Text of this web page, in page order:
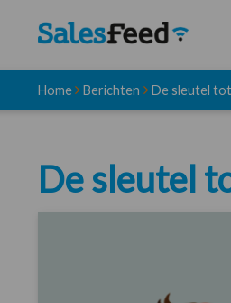
Home Berichten De sleutel
De sleutel